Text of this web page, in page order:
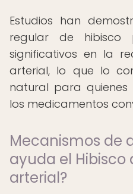
Estudios han
regular de hibisco
significativos en la
arterial, lo que lo
natural para
los medicamentos
Mecanismos de
ayuda el Hibisco
arterial?